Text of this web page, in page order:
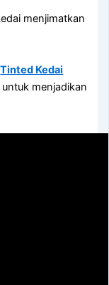
menjimatkan
Tinted Kedai
untuk menjadikan